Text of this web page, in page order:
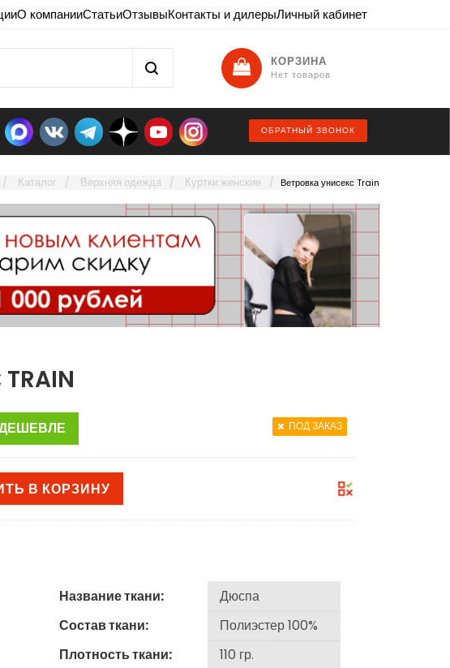
О компанииСтатьиОтзывыКонтакты и дилерыЛичный кабинет
КОРЗИНА
Нет товаров
ОБРАТНЫЙ ЗВОНОК
Каталог Верхняя одежда Куртки женские Ветровка унисекс Train
ПОД ЗАКАЗ
В КОРЗИНУ
Название ткани:
Состав ткани:
Плотность ткани: